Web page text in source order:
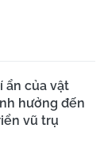
ẩn của vật
hưởng đến
vũ trụ